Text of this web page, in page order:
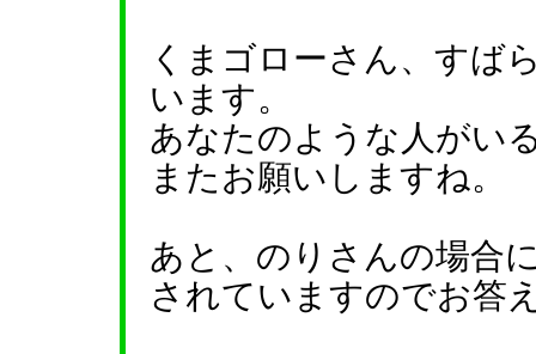
くまゴローさん、すば
います。
あなたのような人がい
またお願いしますね。
あと、のりさんの場合
されていますのでお答